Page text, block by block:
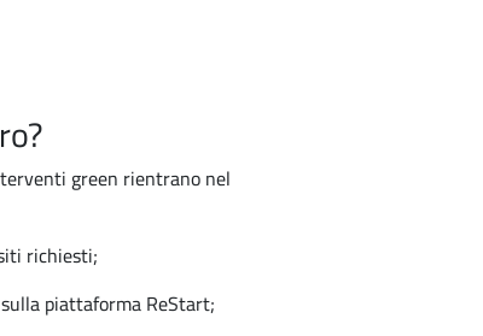
green rientrano nel
richiesti;
piattaforma ReStart;